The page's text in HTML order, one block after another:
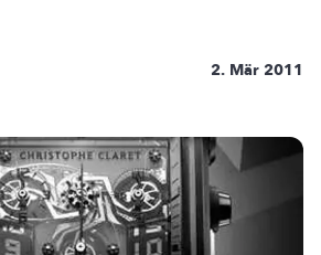
2. Mär 2011